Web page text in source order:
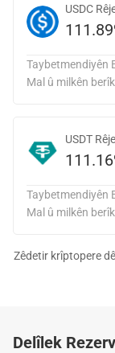
USDC
Taybetmendiyên
Mal û milkên
USDT
Taybetmendiyên
Mal û milkên
Zêdetir krîptopere
Delîlek